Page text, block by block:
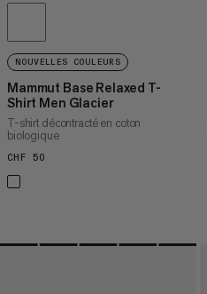
NOUVELLES COULEURS
Mammut Base Relaxed T-
Shirt Men Glacier
T-shirt décontracté en coton
biologique
CHF 50